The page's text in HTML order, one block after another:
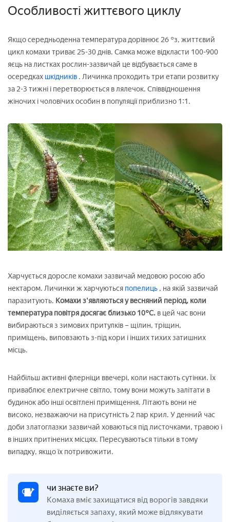
Особливості життєвого циклу
Якщо середньоденна температура дорівнює 26 °з, життєвий
цикл комахи триває 25-30 днів. Самка може відкласти 100-900
яєць на листках рослин-зазвичай це відбувається саме в
осередках шкідників . Личинка проходить три етапи розвитку
за 2-3 тижні і перетворюється в лялечок. Співвідношення
жіночих і чоловічих особин в популяції приблизно 1:1.
Харчується доросле комахи зазвичай медовою росою або
нектаром. Личинки ж харчуються попелиць , на якій зазвичай
паразитують. Комахи з'являються у весняний період, коли
температура повітря досягає близько 10°С. в цей час вони
вибираються з зимових притулків – щілин, тріщин,
приміщень, виповзають з-під кори і інших тихих затишних
місць.
Найбільш активні флерніци ввечері, коли настають сутінки. Їх
приваблює електричне світло, тому вони можуть залітати в
будинок або інші освітлені приміщення. Літають вони не
високо, незважаючи на присутність 2 пар крил. У денний час
доби златоглазки зазвичай ховаються під листочками, травою і
в інших притінених місцях. Пересуваються тільки в тому
випадку, якщо їх потривожити.
чи знаєте ви?
Комаха вміє захищатися від ворогів завдяки
виділяється запаху, який може відлякувати